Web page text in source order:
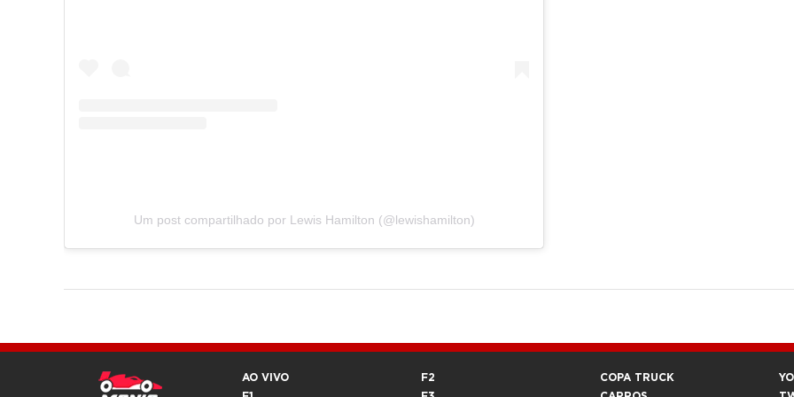
Um post compartilhado por Lewis Hamilton (@lewishamilton)
AO VIVO
F2
COPA TRUCK